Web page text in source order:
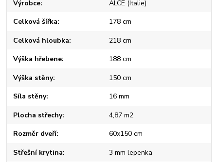
Výrobce ALCE (Italie)
Celková šířka 178 cm
Celková hloubka 218 cm
Výška hřebene 188 cm
Výška stěny 150 cm
Síla stěny 16 mm
Plocha střechy 4,87 m2
Rozměr dveří 60x150 cm
Střešní krytina 3 mm lepenka